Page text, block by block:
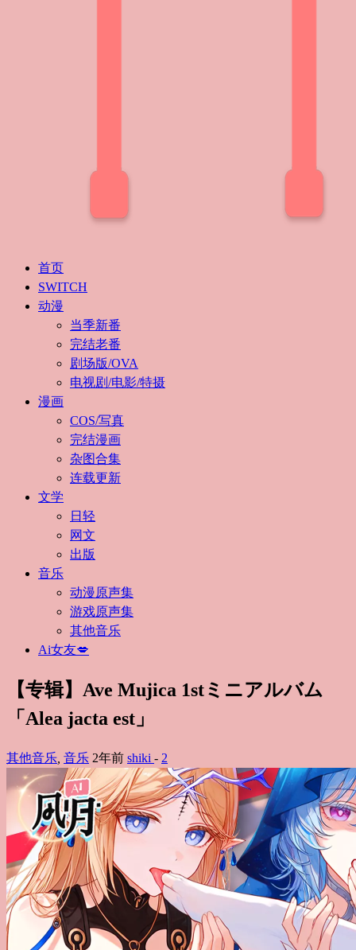
首页
SWITCH
动漫
当季新番
完结老番
剧场版/OVA
电视剧/电影/特摄
漫画
COS/写真
完结漫画
杂图合集
连载更新
文学
日轻
网文
出版
音乐
动漫原声集
游戏原声集
其他音乐
Ai女友💋
【专辑】Ave Mujica 1stミニアルバム
「Alea jacta est」
其他音乐 音乐 2年前 shiki - 2